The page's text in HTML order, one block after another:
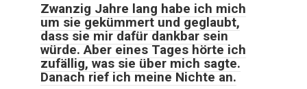
Zwanzig Jahre lang habe ich mich
um sie gekümmert und geglaubt,
dass sie mir dafür dankbar sein
würde. Aber eines Tages hörte ich
zufällig, was sie über mich sagte.
Danach rief ich meine Nichte an.